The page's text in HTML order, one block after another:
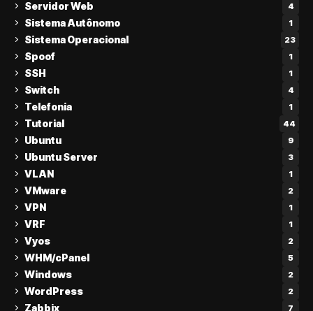
Servidor Web 4
Sistema Autônomo 1
Sistema Operacional 23
Spoof 1
SSH 1
Switch 4
Telefonia 1
Tutorial 44
Ubuntu 9
Ubuntu Server 3
VLAN 1
VMware 2
VPN 1
VRF 1
Vyos 2
WHM/cPanel 5
Windows 2
WordPress 2
Zabbix 7